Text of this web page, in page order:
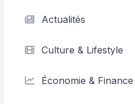
Actualités
Culture & Lifestyle
Économie & Finance